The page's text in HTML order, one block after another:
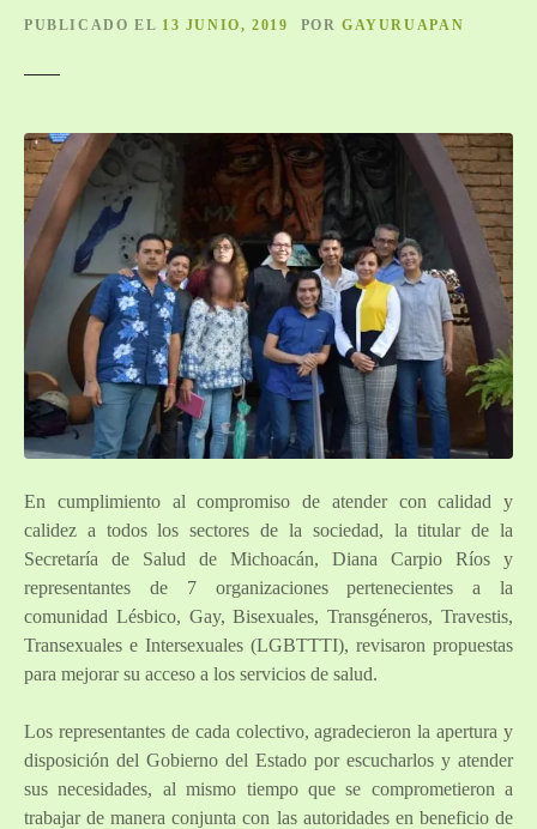
PUBLICADO EL 13 JUNIO, 2019 POR GAYURUAPAN
En cumplimiento al compromiso de atender con calidad y
calidez a todos los sectores de la sociedad, la titular de la
Secretaría de Salud de Michoacán, Diana Carpio Ríos y
representantes de 7 organizaciones pertenecientes a la
comunidad Lésbico, Gay, Bisexuales, Transgéneros, Travestis,
Transexuales e Intersexuales (LGBTTTI), revisaron propuestas
para mejorar su acceso a los servicios de salud.
Los representantes de cada colectivo, agradecieron la apertura y
disposición del Gobierno del Estado por escucharlos y atender
sus necesidades, al mismo tiempo que se comprometieron a
trabajar de manera conjunta con las autoridades en beneficio de